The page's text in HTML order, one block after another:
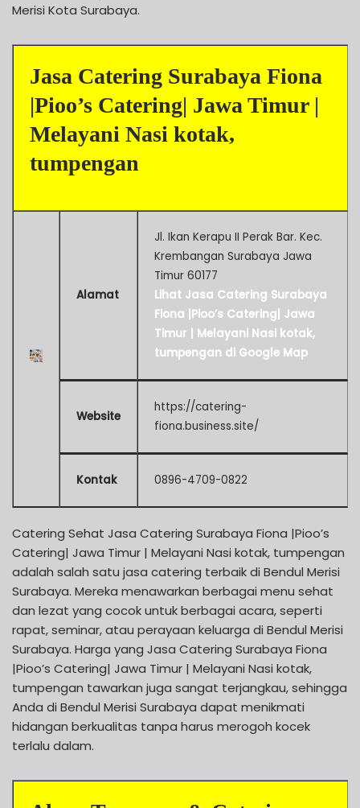
Merisi Kota Surabaya.
Jasa Catering Surabaya Fiona
|Pioo’s Catering| Jawa Timur |
Melayani Nasi kotak,
tumpengan
Alamat
Jl. Ikan Kerapu II Perak Bar. Kec.
Krembangan Surabaya Jawa
Timur 60177
Lihat Jasa Catering Surabaya
Fiona |Pioo’s Catering| Jawa
Timur | Melayani Nasi kotak,
tumpengan di Google Map
Website
https://catering-
fiona.business.site/
Kontak 0896-4709-0822
Catering Sehat Jasa Catering Surabaya Fiona |Pioo’s
Catering| Jawa Timur | Melayani Nasi kotak, tumpengan
adalah salah satu jasa catering terbaik di Bendul Merisi
Surabaya. Mereka menawarkan berbagai menu sehat
dan lezat yang cocok untuk berbagai acara, seperti
rapat, seminar, atau perayaan keluarga di Bendul Merisi
Surabaya. Harga yang Jasa Catering Surabaya Fiona
|Pioo’s Catering| Jawa Timur | Melayani Nasi kotak,
tumpengan tawarkan juga sangat terjangkau, sehingga
Anda di Bendul Merisi Surabaya dapat menikmati
hidangan berkualitas tanpa harus merogoh kocek
terlalu dalam.